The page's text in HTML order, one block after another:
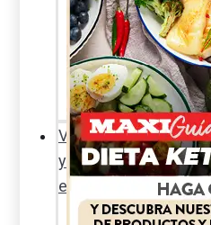
Sexualidad
En
la
percha
Vida
y
estilo
Productos